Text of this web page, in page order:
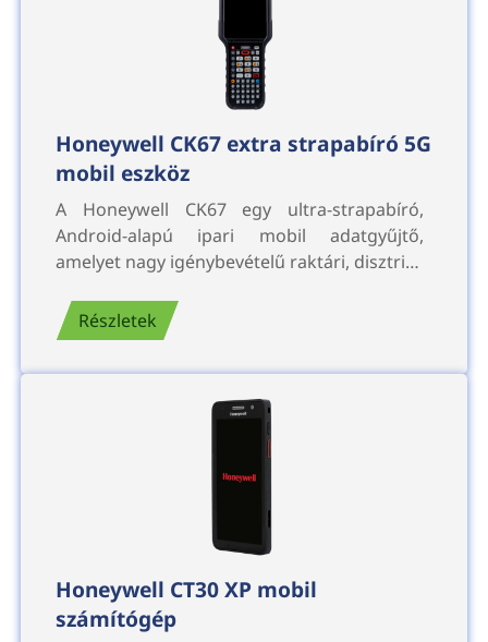
Honeywell CK67 extra strapabíró 5G
mobil eszköz
A Honeywell CK67 egy ultra-strapabíró,
Android-alapú ipari mobil adatgyűjtő,
amelyet nagy igénybevételű raktári, disztri…
Részletek
Honeywell CT30 XP mobil
számítógép